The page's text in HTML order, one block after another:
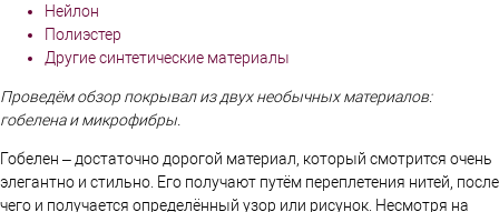
Нейлон
Полиэстер
Другие синтетические материалы
Проведём обзор покрывал из двух необычных материалов:
гобелена и микрофибры.
Гобелен – достаточно дорогой материал, который смотрится очень
элегантно и стильно. Его получают путём переплетения нитей, после
чего и получается определённый узор или рисунок. Несмотря на